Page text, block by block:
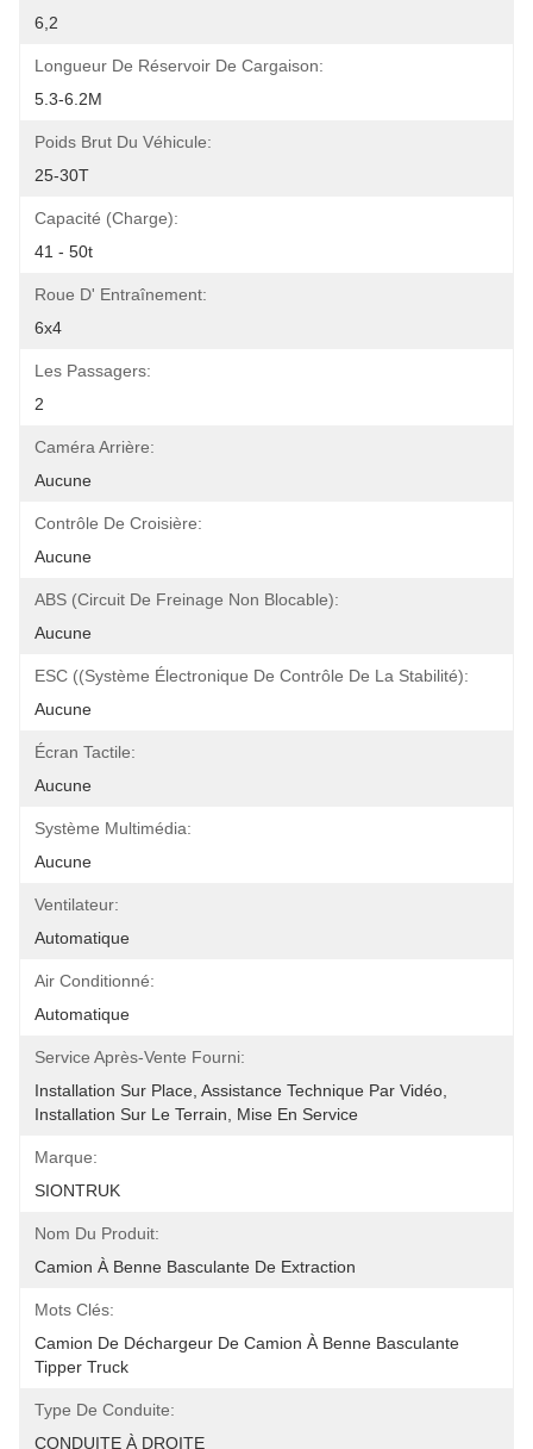
6,2
Longueur De Réservoir De Cargaison:
5.3-6.2M
Poids Brut Du Véhicule:
25-30T
Capacité (charge):
41 - 50t
Roue D' Entraînement:
6x4
Les Passagers:
2
Caméra Arrière:
Aucune
Contrôle De Croisière:
Aucune
ABS (circuit De Freinage Non Blocable):
Aucune
ESC ((Système Électronique De Contrôle De La Stabilité):
Aucune
Écran Tactile:
Aucune
Système Multimédia:
Aucune
Ventilateur:
Automatique
Air Conditionné:
Automatique
Service Après-Vente Fourni:
Installation Sur Place, Assistance Technique Par Vidéo,
Installation Sur Le Terrain, Mise En Service
Marque:
SIONTRUK
Nom Du Produit:
Camion À Benne Basculante De Extraction
Mots Clés:
Camion De Déchargeur De Camion À Benne Basculante
Tipper Truck
Type De Conduite:
CONDUITE À DROITE